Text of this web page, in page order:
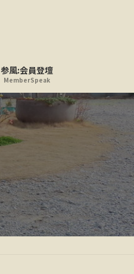
参風:会員登壇
MemberSpeak